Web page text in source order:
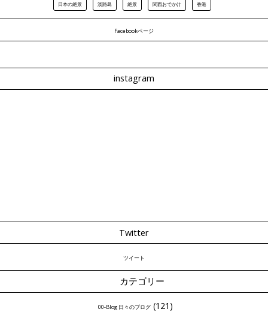
日本の絶景 淡路島 絶景 関西おでかけ 香港
Facebookページ
instagram
Twitter
ツイート
カテゴリー
00-Blog 日々のブログ(121)